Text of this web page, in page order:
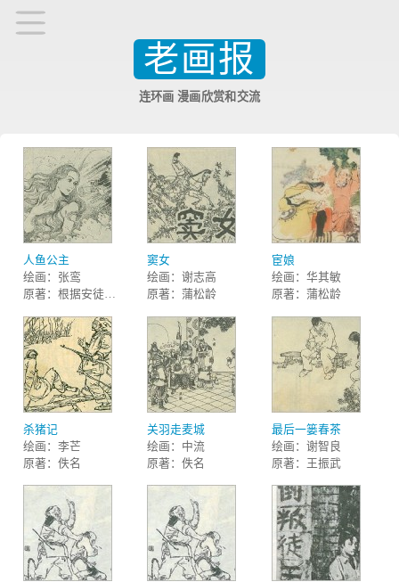
老画报
连环画 漫画欣赏和交流
人鱼公主
绘画：张鸾
原著：根据安徒生童话改编
窦女
绘画：谢志高
原著：蒲松龄
宦娘
绘画：华其敏
原著：蒲松龄
杀猪记
绘画：李芒
原著：佚名
关羽走麦城
绘画：中流
原著：佚名
最后一篓春茶
绘画：谢智良
原著：王振武